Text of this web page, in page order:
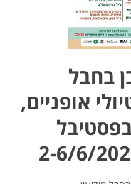
בחבל
אופניים,